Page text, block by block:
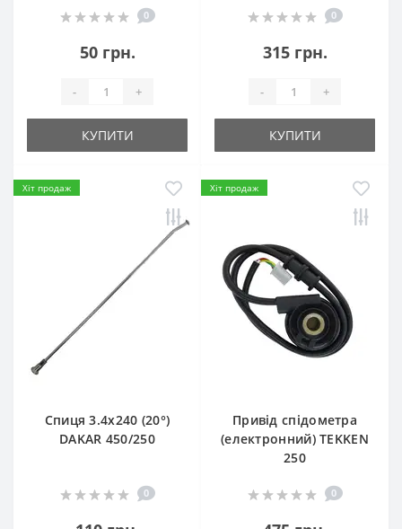
0
50 грн.
- +
КУПИТИ
0
315 грн.
- +
КУПИТИ
Хіт продаж
Спиця 3.4х240 (20°)
DAKAR 450/250
0
Хіт продаж
Привід спідометра
(електронний) TEKKEN
250
0